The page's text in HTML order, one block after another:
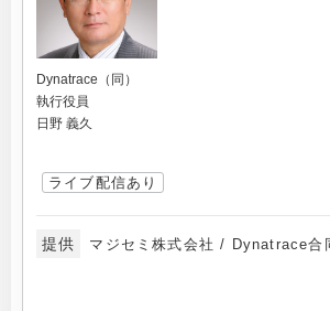
Dynatrace（同）
執行役員
日野 義久
ライブ配信あり
提供 マジセミ株式会社 / Dynatrace合